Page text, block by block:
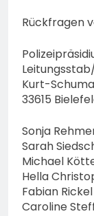
Rückfragen
Kurt-
33615
Sonja
Sarah
Michael
Hella
Fabian
Caroline